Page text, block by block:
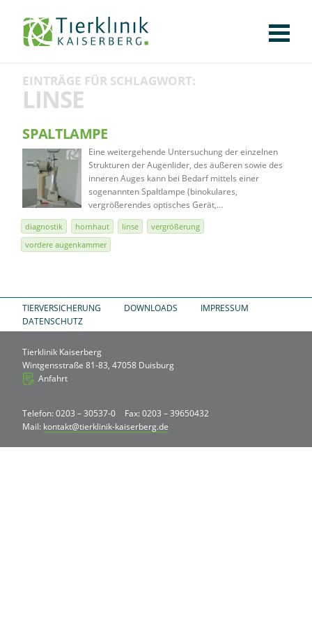
KLINIK
CHIRURGIE
AUGENHEILKUNDE
KARDIOLOGIE
BILDGEBUNG
INNERE MEDIZIN
WEITERE
AKTUELLES
LEXIKON
KONTAKT
Tierklinik
Kaiserberg
EINTRÄGE FÜR SCHLAGWORT:
LINSE
SPALTLAMPE
Eine weitergehende Untersuchung der einzelnen
Strukturen der Augenlider, des äußeren sowie des
inneren Auges kann bei Bedarf mittels einer
sogenannten Spaltlampe (binokulares,
vergrößerendes optisches Gerät,…
diagnostik hornhaut linse
vergrößerung
vordere augenkammer
TIERVERSICHERUNG DOWNLOADS
IMPRESSUM
DATENSCHUTZ
Tierklinik Kaiserberg
Wintgensstraße 81-83, 47058 Duisburg
Anfahrt
Telefon: 0203 – 30537-0
Fax: 0203 – 39650432
Mail: kontakt@tierklinik-kaiserberg.de